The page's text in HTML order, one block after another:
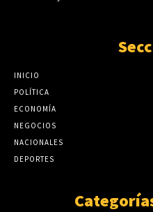
INICIO
POLÍTICA
ECONOMÍA
NEGOCIOS
NACIONALES
DEPORTES